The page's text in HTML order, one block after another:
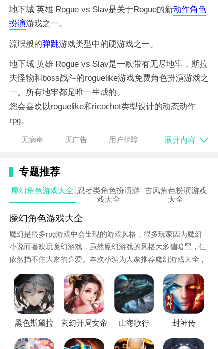
地下城 英雄 Rogue vs Slav是关于Rogue的新动作角色
扮演游戏之一。
流氓般的弹跳游戏类型中的硬游戏之一。
地下城 英雄 Rogue vs Slav是一款带有无尽地牢，斯拉
夫怪物和boss战斗的roguelike游戏免费角色扮演游戏之
一。所有地牢都是唯一生成的。
您会喜欢以roguelike和ricochet类型设计的动态动作
rpg。
数十个地下城启示录充满了独特的战利品和斯拉夫怪
网络Bogatyr Slav，Red Alert，Voodoo，Beorn和
Bronislaw同志。这些超级斯拉夫人能够对抗流氓。盗
贼对抗斯拉夫地牢游戏有许多你可以与之对抗的老板。
流氓类游戏包括该类型的传统游戏，例如rpg游戏，史
诗游戏，升级游戏，英雄游戏，动作游戏。使用带有两
个子弹的独特跳弹机制。这将是一场艰苦的比赛！
Rogue vs Slav游戏包含RPG类Rogue风格元素，例如
角色升级和探索周围的世界。 Roguelike的特点是玩家
角色永久死亡。一切都在rpg游戏中生成。您将永远不
会得到两个相同的地牢！每个武器都是独一无二的：俄
罗斯娃娃，电子弓，网络双胞胎，步枪。
游戏特点
无病毒 无广告 用户保障 展开内容
专题推荐
魔幻角色游戏大全 忍者类角色扮演游
戏大全
古风角色扮演游戏
大全
魔幻角色游戏大全
魔幻是很多rpg游戏中会出现的游戏风格，很多玩家因为魔幻
小说而喜欢玩魔幻游戏，虽然魔幻游戏的风格大多偏暗黑，但
依然挡不住大家的喜爱。本次小编为大家推荐魔幻游戏大全，
快来下载，感受魔幻世界的奇妙吧！
黑色斯黛拉 玄幻开局女帝上门求亲叶冥最新
山海歌行 封神传